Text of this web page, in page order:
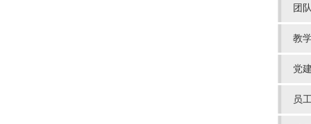
团
教
党
员